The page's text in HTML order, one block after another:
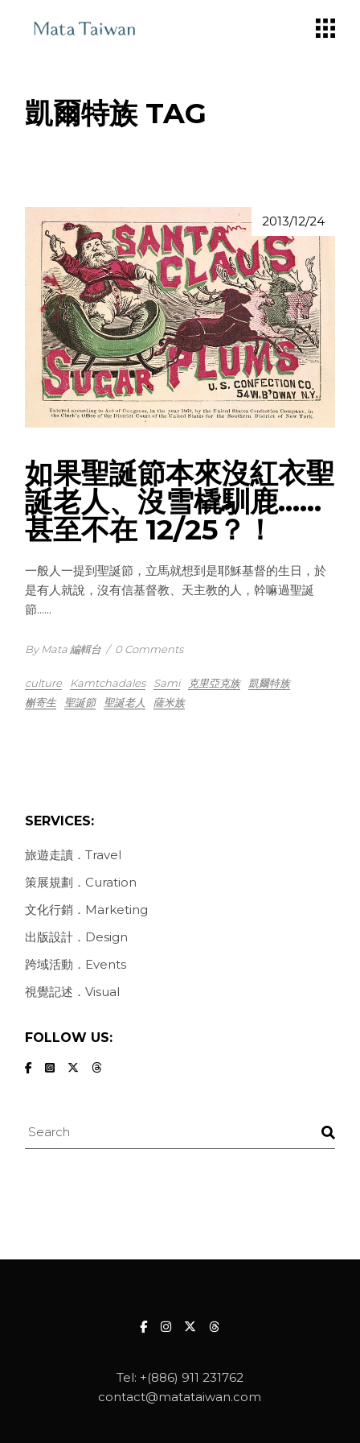
凱爾特族 TAG
2013/12/24
如果聖誕節本來沒紅衣聖
誕老人、沒雪橇馴鹿……
甚至不在 12/25？！
一般人一提到聖誕節，立馬就想到是耶穌基督的生日，於
是有人就說，沒有信基督教、天主教的人，幹嘛過聖誕
節......
By Mata 編輯台 / 0 Comments
culture Kamtchadales Sami 克里亞克族
凱爾特族
槲寄生
聖誕節 聖誕老人 薩米族
SERVICES:
旅遊走讀．Travel
策展規劃．Curation
文化行銷．Marketing
出版設計．Design
跨域活動．Events
視覺記述．Visual
FOLLOW US:
Search
Tel: +(886) 911 231762
contact@matataiwan.com